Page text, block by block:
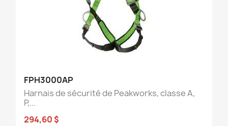
FPH3000AP
Harnais de sécurité de Peakworks, classe A,
P,...
294,60 $